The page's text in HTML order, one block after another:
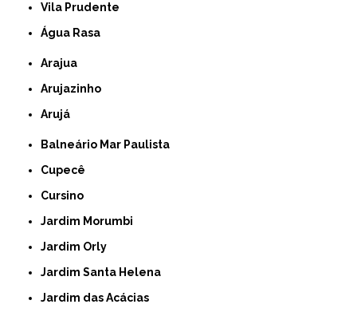
Vila Prudente
Água Rasa
Arajua
Arujazinho
Arujá
Balneário Mar Paulista
Cupecê
Cursino
Jardim Morumbi
Jardim Orly
Jardim Santa Helena
Jardim das Acácias